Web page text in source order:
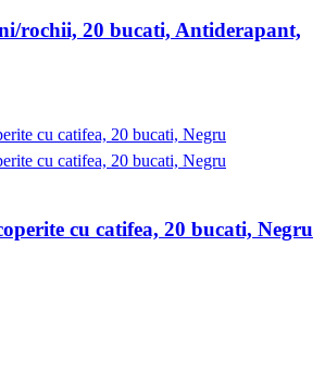
rochii, 20 bucati, Antiderapant,
cu catifea, 20 bucati, Negru